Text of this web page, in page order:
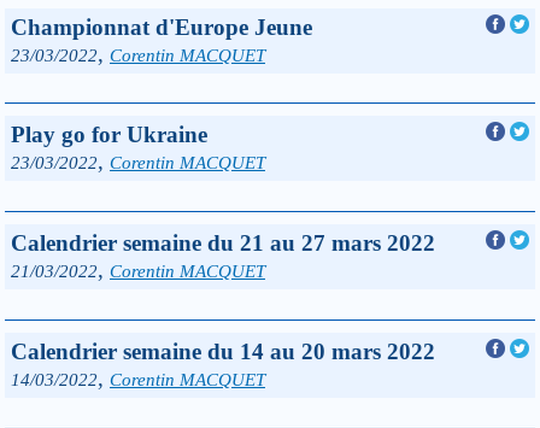
Championnat d'Europe Jeune
23/03/2022, Corentin MACQUET
Play go for Ukraine
23/03/2022, Corentin MACQUET
Calendrier semaine du 21 au 27 mars 2022
21/03/2022, Corentin MACQUET
Calendrier semaine du 14 au 20 mars 2022
14/03/2022, Corentin MACQUET